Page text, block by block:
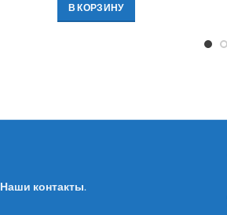
В КОРЗИНУ
Наши контакты.